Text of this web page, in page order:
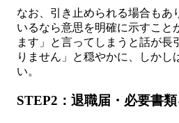
なお、引き止められる場合もあ
いるなら意思を明確に示すこと
ます」と言ってしまうと話が長
りません」と穏やかに、しかし
い。
STEP2：退職届・必要書